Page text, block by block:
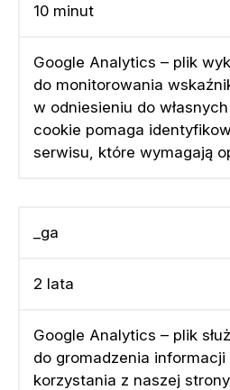
10 minut
Google Analytics – plik
do monitorowania
w odniesieniu do
cookie pomaga
serwisu, które wymagają
_ga
2 lata
Google Analytics – plik
do gromadzenia informacji
korzystania z naszej